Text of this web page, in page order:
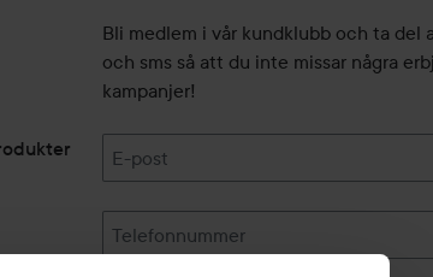
Bli medlem i vår kundklubb och ta del
och sms så att du inte missar några
kampanjer!
E-post
Telefonnummer